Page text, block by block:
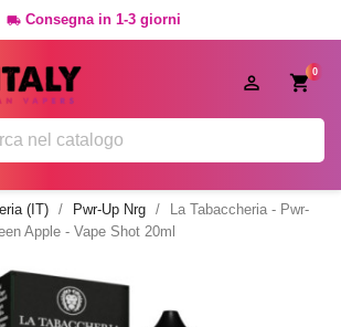
 Consegna in 1-3 giorni
0

(IT) Pwr-Up Nrg
La Tabaccheria - Pwr-
Apple - Vape Shot 20ml